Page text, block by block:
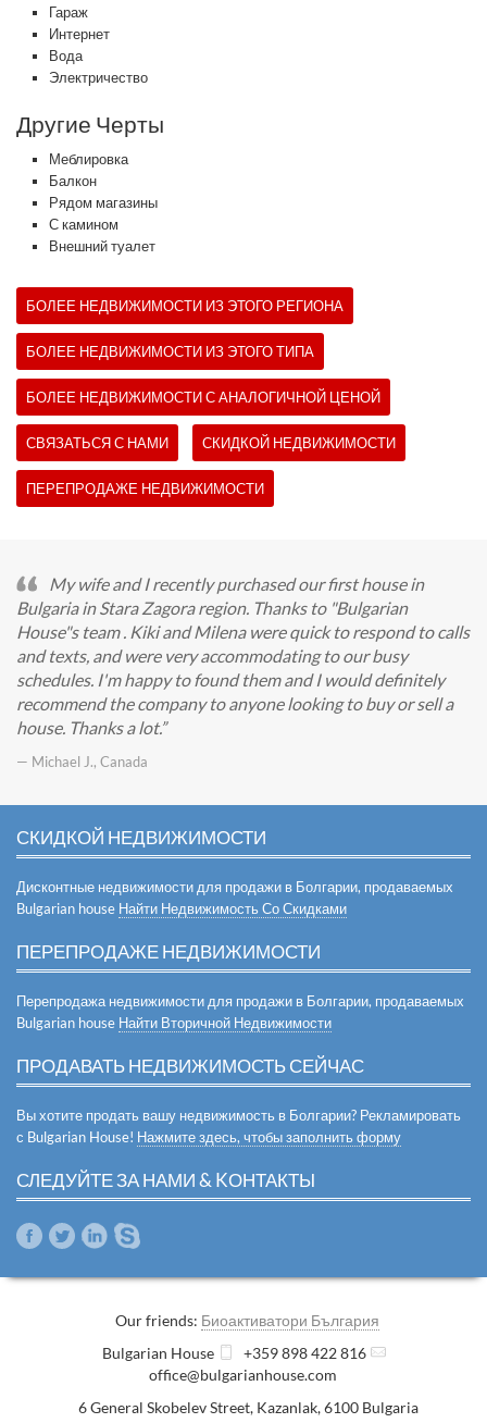
Гараж
Интернет
Вода
Электричество
Другие Черты
Меблировка
Балкон
Рядом магазины
С камином
Внешний туалет
БОЛЕЕ НЕДВИЖИМОСТИ ИЗ ЭТОГО РЕГИОНА
БОЛЕЕ НЕДВИЖИМОСТИ ИЗ ЭТОГО ТИПА
БОЛЕЕ НЕДВИЖИМОСТИ С АНАЛОГИЧНОЙ ЦЕНОЙ
СВЯЗАТЬСЯ С НАМИ СКИДКОЙ НЕДВИЖИМОСТИ
ПЕРЕПРОДАЖЕ НЕДВИЖИМОСТИ
My wife and I recently purchased our first house in
Bulgaria in Stara Zagora region. Thanks to "Bulgarian
House"s team . Kiki and Milena were quick to respond to calls
and texts, and were very accommodating to our busy
schedules. I'm happy to found them and I would definitely
recommend the company to anyone looking to buy or sell a
house. Thanks a lot.
— Michael J., Canada
СКИДКОЙ НЕДВИЖИМОСТИ
Дисконтные недвижимости для продажи в Болгарии, продаваемых
Bulgarian house Найти Недвижимость Со Скидками
ПЕРЕПРОДАЖЕ НЕДВИЖИМОСТИ
Перепродажа недвижимости для продажи в Болгарии, продаваемых
Bulgarian house Найти Вторичной Недвижимости
ПРОДАВАТЬ НЕДВИЖИМОСТЬ СЕЙЧАС
Вы хотите продать вашу недвижимость в Болгарии? Рекламировать
с Bulgarian House! Нажмите здесь, чтобы заполнить форму
СЛЕДУЙТЕ ЗА НАМИ & KОНТАКТЫ
Our friends: Биоактиватори България
Bulgarian House
+359 898 422 816
office@bulgarianhouse.com
6 General Skobelev Street, Kazanlak,6100 Bulgaria